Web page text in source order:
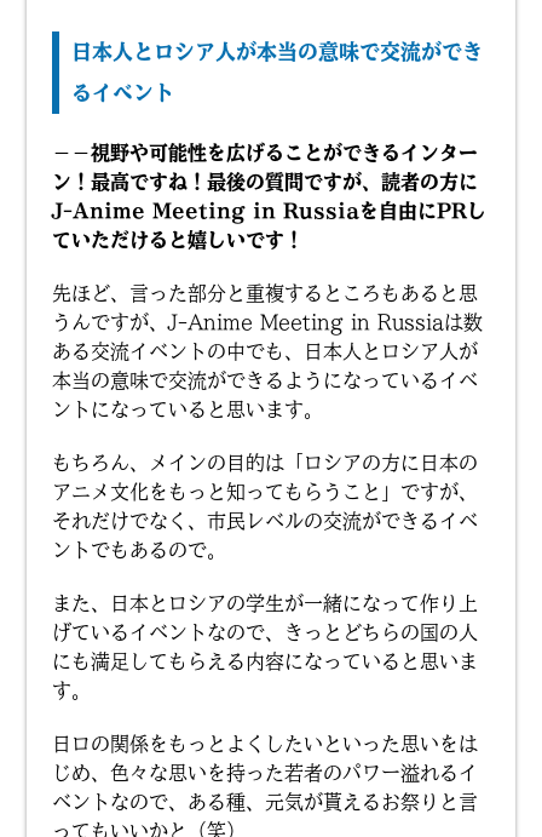
日本人とロシア人が本当の意味で交流ができ
るイベント
－－視野や可能性を広げることができるインター
ン！最高ですね！最後の質問ですが、読者の方に
J-Anime Meeting in Russiaを自由にPRし
ていただけると嬉しいです！
先ほど、言った部分と重複するところもあると思
うんですが、J-Anime Meeting in Russiaは数
ある交流イベントの中でも、日本人とロシア人が
本当の意味で交流ができるようになっているイベ
ントになっていると思います。
もちろん、メインの目的は「ロシアの方に日本の
アニメ文化をもっと知ってもらうこと」ですが、
それだけでなく、市民レベルの交流ができるイベ
ントでもあるので。
また、日本とロシアの学生が一緒になって作り上
げているイベントなので、きっとどちらの国の人
にも満足してもらえる内容になっていると思いま
す。
日ロの関係をもっとよくしたいといった思いをは
じめ、色々な思いを持った若者のパワー溢れるイ
ベントなので、ある種、元気が貰えるお祭りと言
ってもいいかと（笑）